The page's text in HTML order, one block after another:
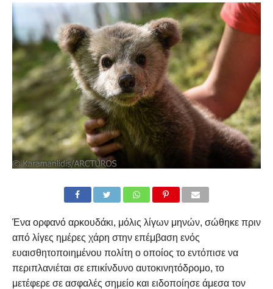
Ένα ορφανό αρκουδάκι, μόλις λίγων μηνών, σώθηκε πριν
από λίγες ημέρες χάρη στην επέμβαση ενός
ευαισθητοποιημένου πολίτη ο οποίος το εντόπισε να
περιπλανιέται σε επικίνδυνο αυτοκινητόδρομο, το
μετέφερε σε ασφαλές σημείο και ειδοποίησε άμεσα τον